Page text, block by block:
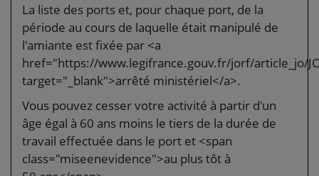
La liste des ports et, pour chaque port, de la
période au cours de laquelle était manipulé de
l'amiante est fixée par <a
href="https://www.legifrance.gouv.fr/jorf/article_jo/
target="_blank">arrêté ministériel</a>.
Vous pouvez cesser votre activité à partir d'un
âge égal à 60 ans moins le tiers de la durée de
travail effectuée dans le port et <span
class="miseenevidence">au plus tôt à